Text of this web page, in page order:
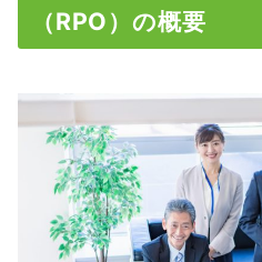
（RPO）の概要